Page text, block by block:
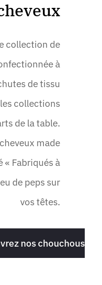
collection de
à
de tissu
collections
de la table.
made
« Fabriqués à
de peps sur
vos têtes.
nos chouchous